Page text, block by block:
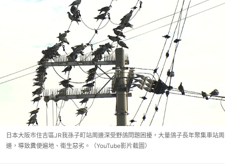
日本大阪市住吉區JR我孫子町站周邊深受野鴿問題困擾，大量鴿子長年聚集車站周
邊，導致糞便遍地、衛生惡劣。（YouTube影片截圖）